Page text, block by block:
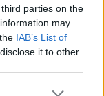
parties on the
may
IAB’s List of
it to other
Santé
Un chewing-gum
combattre le cancer